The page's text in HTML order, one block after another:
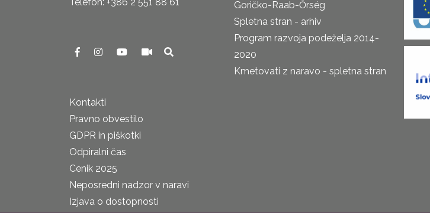
Kontakti
Pravno obvestilo
GDPR in piškotki
Odpiralni čas
Cenik 2025
Neposredni nadzor v naravi
Izjava o dostopnosti
Goričko-Raab-Őrség
Spletna stran - arhiv
Program razvoja podeželja 2014-
2020
Kmetovati z naravo - spletna stran